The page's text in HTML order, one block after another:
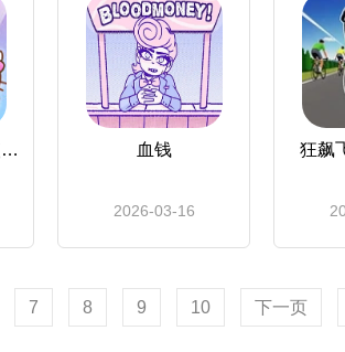
凯蒂猫和好朋友们点点乐 血钱
2026-03-16
狂飙
7 8 9 10 下一页